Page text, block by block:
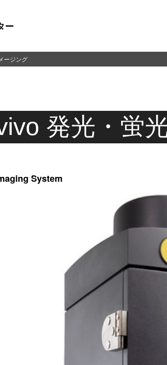
ー
発光・蛍
System
ージング